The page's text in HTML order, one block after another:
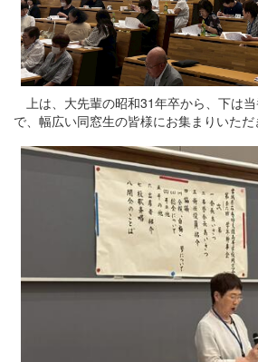
上は、大先輩の昭和31年卒から、下は
で、幅広い同窓生の皆様にお集まりいただ